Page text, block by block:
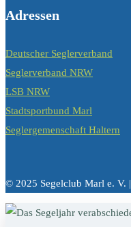
Adressen
Deutscher Seglerverband
Seglerverband NRW
LSB NRW
Stadtsportbund Marl
Seglergemenschaft Haltern
© 2025 Segelclub Marl e. V. |